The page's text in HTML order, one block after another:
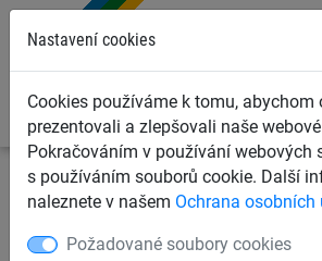
Nastavení cookies
Cookies používáme k tomu, abychom
prezentovali a zlepšovali naše
Pokračováním v používání webových
s používáním souborů cookie. Další
naleznete v našem Ochrana osobních
Požadované soubory cookies
Dětská lanová hřiště Rámy pro